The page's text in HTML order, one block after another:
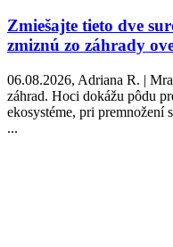
Zmiešajte tieto dve
zmiznú zo záhrady
06.08.2026, Adriana R. |
záhrad. Hoci dokážu pôdu
ekosystéme, pri premnožení
...